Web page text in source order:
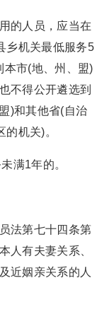
的人员，应当在
乡机关最低服务5
本市(地、州、盟)
不得公开遴选到
)和其他省(自治
机关)。
满1年的。
法第七十四条第
人有夫妻关系、
近姻亲关系的人